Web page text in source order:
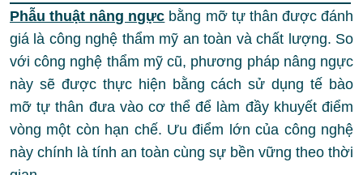
Phẫu thuật nâng ngực bằng mỡ tự thân được đánh
giá là công nghệ thẩm mỹ an toàn và chất lượng. So
với công nghệ thẩm mỹ cũ, phương pháp nâng ngực
này sẽ được thực hiện bằng cách sử dụng tế bào
mỡ tự thân đưa vào cơ thể để làm đầy khuyết điểm
vòng một còn hạn chế. Ưu điểm lớn của công nghệ
này chính là tính an toàn cùng sự bền vững theo thời